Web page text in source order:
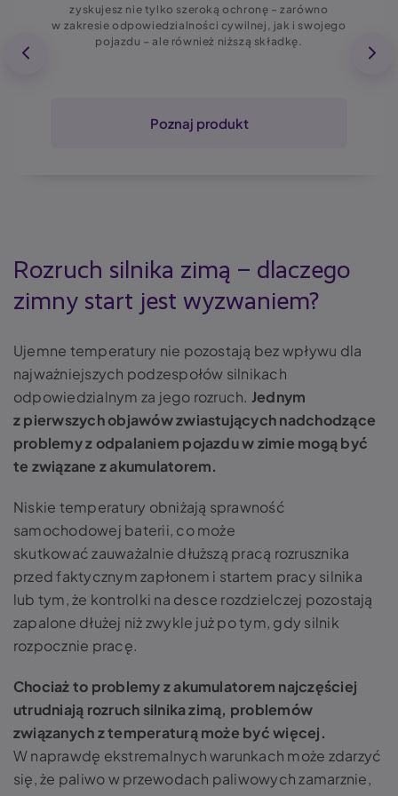
zyskujesz nie tylko szeroką ochronę – zarówno
w zakresie odpowiedzialności cywilnej, jak i swojego
pojazdu – ale również niższą składkę.
Poznaj produkt
Rozruch silnika zimą – dlaczego
zimny start jest wyzwaniem?
Ujemne temperatury nie pozostają bez wpływu dla
najważniejszych podzespołów silnikach
odpowiedzialnym za jego rozruch. Jednym
z pierwszych objawów zwiastujących nadchodzące
problemy z odpalaniem pojazdu w zimie mogą być
te związane z akumulatorem.
Niskie temperatury obniżają sprawność
samochodowej baterii, co może
skutkować zauważalnie dłuższą pracą rozrusznika
przed faktycznym zapłonem i startem pracy silnika
lub tym, że kontrolki na desce rozdzielczej pozostają
zapalone dłużej niż zwykle już po tym, gdy silnik
rozpocznie pracę.
Chociaż to problemy z akumulatorem najczęściej
utrudniają rozruch silnika zimą, problemów
związanych z temperaturą może być więcej.
W naprawdę ekstremalnych warunkach może zdarzyć
się, że paliwo w przewodach paliwowych zamarznie,